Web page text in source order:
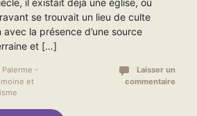
se trouvait un lieu de culte
avec la présence d’une source
et […]
Palerme -
et
Laisser un
commentaire